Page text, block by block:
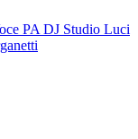
PA DJ Studio Luci